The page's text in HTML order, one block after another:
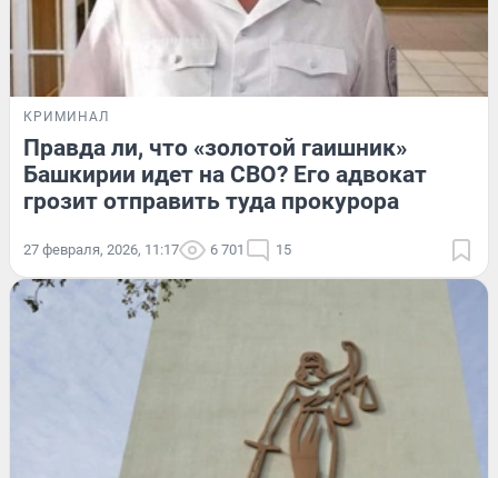
КРИМИНАЛ
Правда ли, что «золотой гаишник»
Башкирии идет на СВО? Его адвокат
грозит отправить туда прокурора
27 февраля, 2026, 11:17 6 701 15